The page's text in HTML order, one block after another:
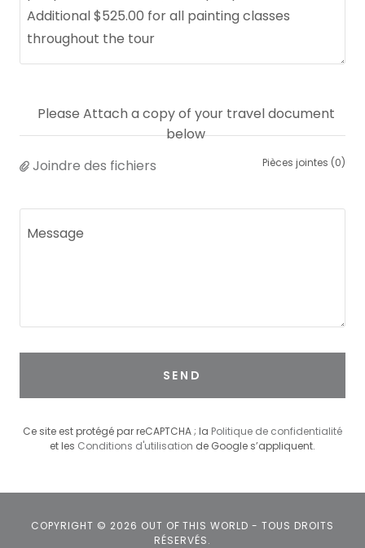
Please Attach a copy of your travel document
below
Joindre des fichiers
Pièces jointes (0)
SEND
Ce site est protégé par reCAPTCHA ; la Politique de confidentialité
et les Conditions d'utilisation de Google s’appliquent.
COPYRIGHT © 2026 OUT OF THIS WORLD - TOUS DROITS
RÉSERVÉS.